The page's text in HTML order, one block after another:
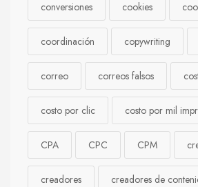
conversiones cookies
coordinación copywriting
correo correos falsos
costo por clic costo por mil
CPA CPC CPM
creadores creadores de